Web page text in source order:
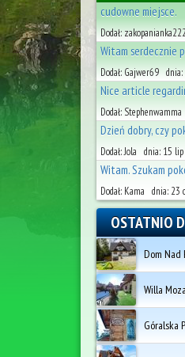
cudowne miejsce.
Dodał:
Witam serdecznie
Dodał: Gajwer69
Nice article
Dodał:
Dzień dobry, czy
Dodał: Jola dnia: 15
Witam. Szukam
Dodał: Kama dnia: 23
OSTATNIO
Dom Nad
Willa
Góralska